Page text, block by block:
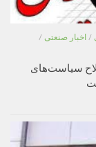
/ اخبار صنعتی /
سیاست‌های